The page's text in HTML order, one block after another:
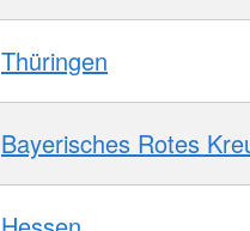
Thüringen
Bayerisches Rotes